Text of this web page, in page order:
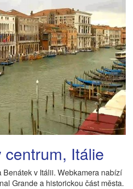
centrum, Itálie
Benátek v Itálii. Webkamera nabízí
Grande a historickou část města.